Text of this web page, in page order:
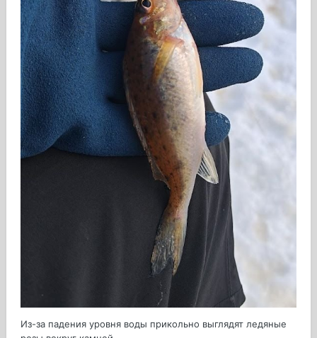
Из-за падения уровня воды прикольно выглядят ледяные